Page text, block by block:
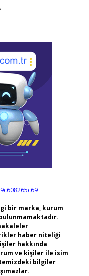
bir marka, kurum
haber niteliği
hakkında
ve kişiler ile isim
bilgiler